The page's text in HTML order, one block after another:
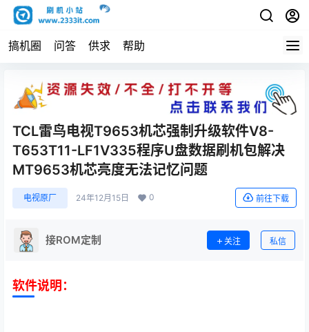
搞机圈 问答 供求 帮助
TCL雷鸟电视T9653机芯强制升级软件V8-
T653T11-LF1V335程序U盘数据刷机包解决
MT9653机芯亮度无法记忆问题
电视原厂 24年12月15日 0 前往下载
接ROM定制 关注 私信
软件说明：